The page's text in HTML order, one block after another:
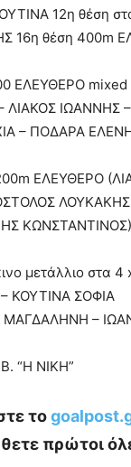
12η θέση
16η θέση 400m
ΕΛΕΥΘΕΡΟ
ΛΙΑΚΟΣ ΙΩΑΝΝΗΣ –
– ΠΟΔΑΡΑ
ΕΛΕΥΘΕΡΟ
ΛΟΥΚΑΚΗΣ
ΚΩΝΣΤΑΝΤΙΝΟΣ)
μετάλλιο στα
ΚΟΥΤΙΝΑ ΣΟΦΙΑ
–
“Η ΝΙΚΗ”
το
πρώτοι